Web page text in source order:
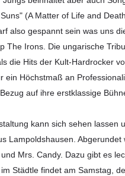
(A Matter of Life and
also gespannt sein was uns
The Irons. Die ungarische
die Hits der Kult-Hardrocker
ein Höchstmaß an
auf ihre erstklassige
kann sich sehen lassen
Lampoldshausen. Abgerundet
Mrs. Candy. Dazu gibt es
Städtle findet am Samstag,